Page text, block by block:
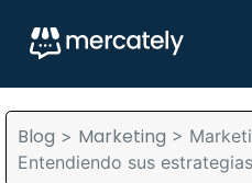
Blog > Marketing >
Entendiendo sus